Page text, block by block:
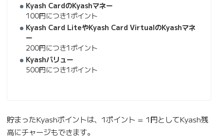
Kyash CardのKyashマネー
100円につき1ポイント
Kyash Card LiteやKyash Card VirtualのKyashマネ
ー
200円につき1ポイント
Kyashバリュー
500円につき1ポイント
貯まったKyashポイントは、1ポイント = 1円としてKyash残
高にチャージもできます。